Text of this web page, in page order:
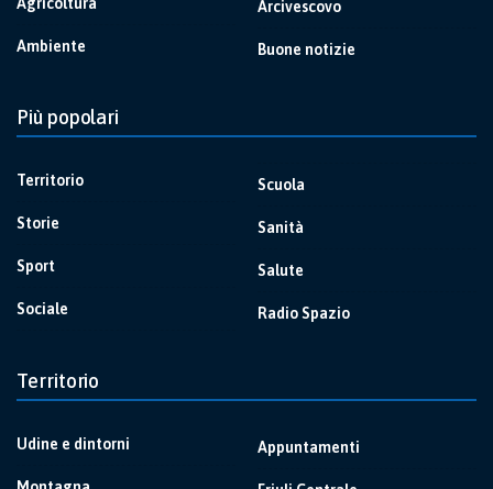
Ambiente
Arcivescovo
Buone notizie
Più popolari
Territorio
Storie
Sport
Sociale
Scuola
Sanità
Salute
Radio Spazio
Territorio
Udine e dintorni Appuntamenti